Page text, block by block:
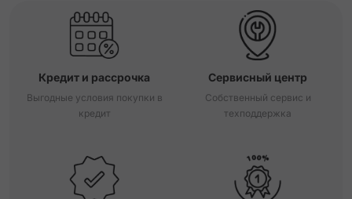
Кредит и рассрочка
Выгодные условия покупки в
кредит
Сервисный центр
Собственный сервис и
техподдержка